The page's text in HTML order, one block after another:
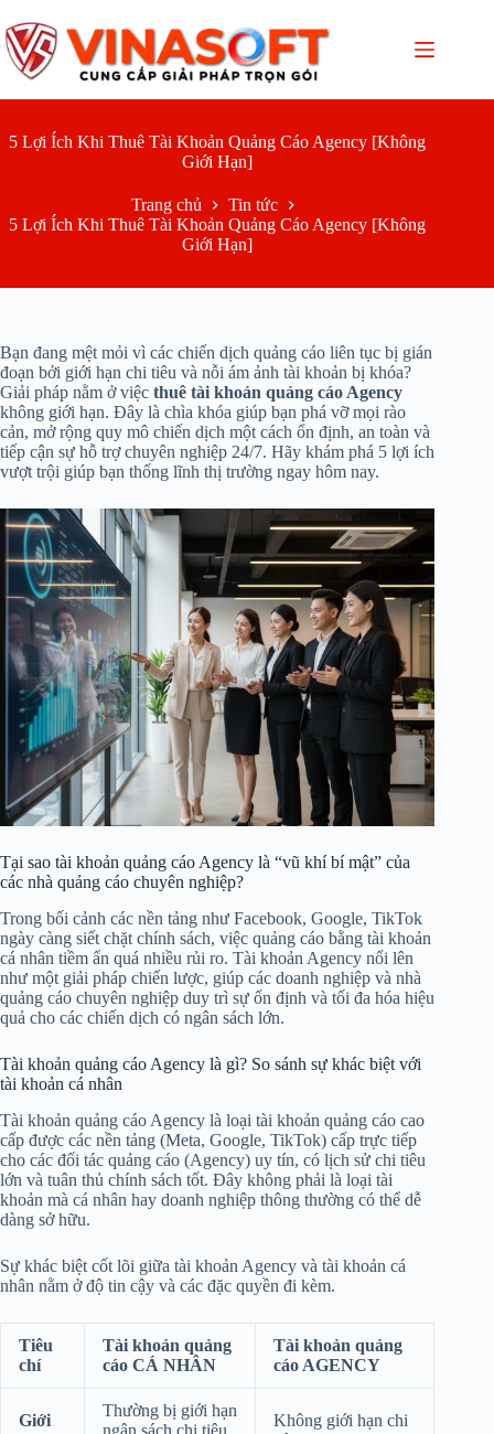
đến
phần
nội
5 Lợi Ích Khi Thuê Tài Khoản Quảng Cáo Agency [Không
Giới Hạn]
Trang chủ
Tin tức
5 Lợi Ích Khi Thuê Tài Khoản Quảng Cáo Agency [Không
Giới Hạn]
Bạn đang mệt mỏi vì các chiến dịch quảng cáo liên tục bị gián
đoạn bởi giới hạn chi tiêu và nỗi ám ảnh tài khoản bị khóa?
Giải pháp nằm ở việc thuê tài khoản quảng cáo Agency
không giới hạn. Đây là chìa khóa giúp bạn phá vỡ mọi rào
cản, mở rộng quy mô chiến dịch một cách ổn định, an toàn và
tiếp cận sự hỗ trợ chuyên nghiệp 24/7. Hãy khám phá 5 lợi ích
vượt trội giúp bạn thống lĩnh thị trường ngay hôm nay.
Tại sao tài khoản quảng cáo Agency là “vũ khí bí mật” của
các nhà quảng cáo chuyên nghiệp?
Trong bối cảnh các nền tảng như Facebook, Google, TikTok
ngày càng siết chặt chính sách, việc quảng cáo bằng tài khoản
cá nhân tiềm ẩn quá nhiều rủi ro. Tài khoản Agency nổi lên
như một giải pháp chiến lược, giúp các doanh nghiệp và nhà
quảng cáo chuyên nghiệp duy trì sự ổn định và tối đa hóa hiệu
quả cho các chiến dịch có ngân sách lớn.
Tài khoản quảng cáo Agency là gì? So sánh sự khác biệt với
tài khoản cá nhân
Tài khoản quảng cáo Agency là loại tài khoản quảng cáo cao
cấp được các nền tảng (Meta, Google, TikTok) cấp trực tiếp
cho các đối tác quảng cáo (Agency) uy tín, có lịch sử chi tiêu
lớn và tuân thủ chính sách tốt. Đây không phải là loại tài
khoản mà cá nhân hay doanh nghiệp thông thường có thể dễ
dàng sở hữu.
Sự khác biệt cốt lõi giữa tài khoản Agency và tài khoản cá
nhân nằm ở độ tin cậy và các đặc quyền đi kèm.
Tiêu
chí
Tài khoản quảng
cáo CÁ NHÂN
Tài khoản quảng
cáo AGENCY
Giới
Thường bị giới hạn
ngân sách chi tiêu
Không giới hạn chi